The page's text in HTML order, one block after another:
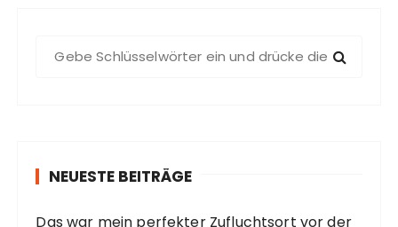
c
NEUESTE BEITRÄGE
Das war mein perfekter Zufluchtsort vor der